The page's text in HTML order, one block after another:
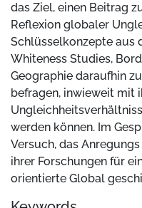
das Ziel, einen Beitrag
Reflexion globaler
Schlüsselkonzepte aus
Whiteness Studies,
Geographie daraufhin zu
befragen, inwieweit mit
werden können. Im
Versuch, das
ihrer Forschungen für
orientierte Global